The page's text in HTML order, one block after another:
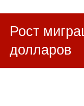
Рост
долларов